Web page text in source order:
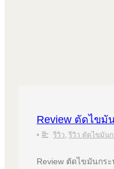
Review ตัดไขมั
• รีวิว, รีวิว ตัดไขมันก
Review ตัดไขมันกระ